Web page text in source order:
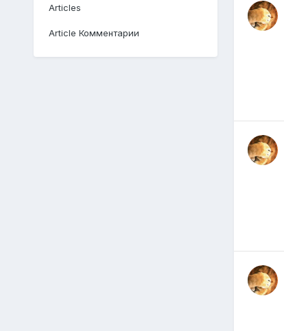
Articles
Article Комментарии